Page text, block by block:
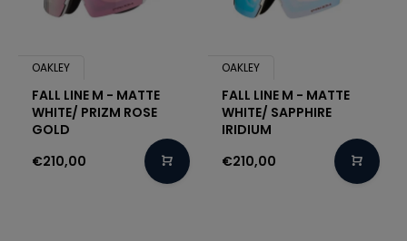
OAKLEY
FALL LINE M - MATTE
WHITE/ PRIZM ROSE
GOLD
€210,00
OAKLEY
FALL LINE M - MATTE
WHITE/ SAPPHIRE
IRIDIUM
€210,00